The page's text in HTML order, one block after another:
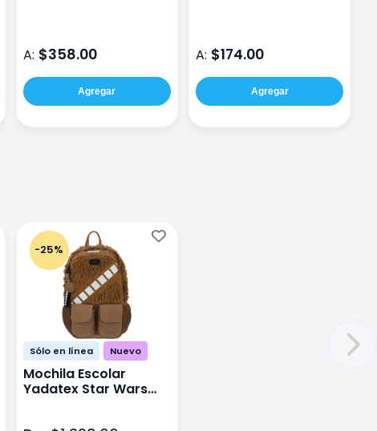
A: $358.00
Agregar
A: $174.00
Agregar
-25%
Sólo en línea Nuevo
Mochila Escolar
Yadatex Star Wars